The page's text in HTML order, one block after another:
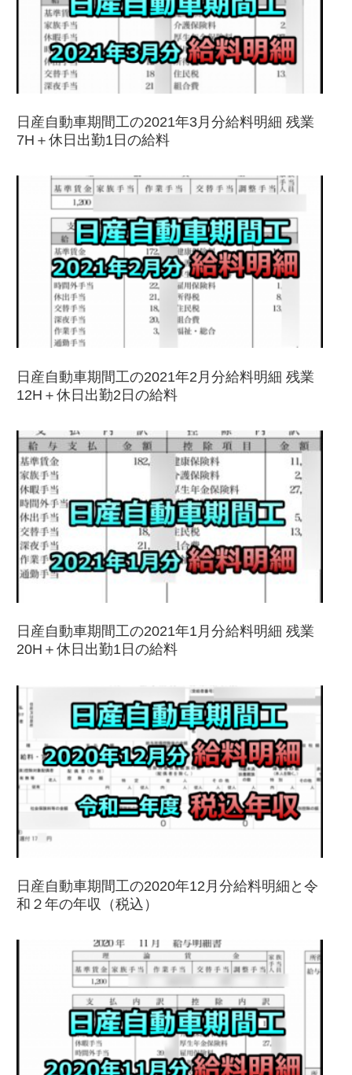
日産自動車期間工の2021年3月分給料明細 残業
7H＋休日出勤1日の給料
日産自動車期間工の2021年2月分給料明細 残業
12H＋休日出勤2日の給料
日産自動車期間工の2021年1月分給料明細 残業
20H＋休日出勤1日の給料
日産自動車期間工の2020年12月分給料明細と令
和２年の年収（税込）